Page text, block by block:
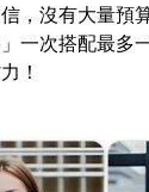
，沒有大量預
一次搭配最多
！